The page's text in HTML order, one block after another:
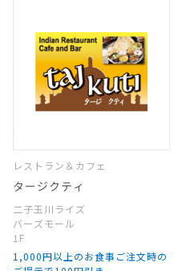
レストラン＆カフェ
タージクティ
二子玉川ライズ
バーズモール
1F
1,000円以上のお食事ご注文時の